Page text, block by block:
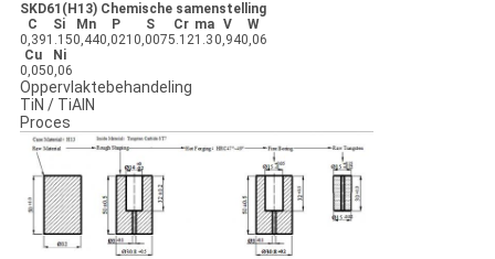
SKD61(H13) Chemische samenstelling
C
Si Mn P S Cr ma V
W
0,391.150,440,021 0,0075.121.3 0,940,06
Cu
Ni
0,050,06
Oppervlaktebehandeling
TiN / TiAlN
Proces